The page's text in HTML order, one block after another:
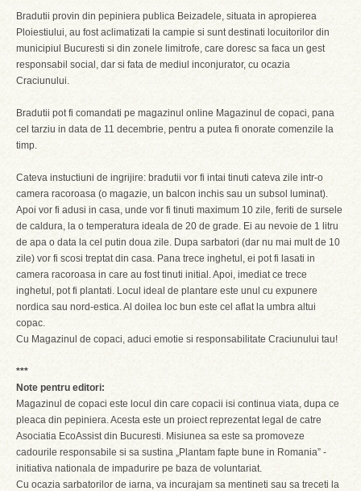
Bradutii provin din pepiniera publica Beizadele, situata in apropierea
Ploiestiului, au fost aclimatizati la campie si sunt destinati locuitorilor din
municipiul Bucuresti si din zonele limitrofe, care doresc sa faca un gest
responsabil social, dar si fata de mediul inconjurator, cu ocazia
Craciunului.
Bradutii pot fi comandati pe magazinul online Magazinul de copaci, pana
cel tarziu in data de 11 decembrie, pentru a putea fi onorate comenzile la
timp.
Cateva instuctiuni de ingrijire: bradutii vor fi intai tinuti cateva zile intr-o
camera racoroasa (o magazie, un balcon inchis sau un subsol luminat).
Apoi vor fi adusi in casa, unde vor fi tinuti maximum 10 zile, feriti de sursele
de caldura, la o temperatura ideala de 20 de grade. Ei au nevoie de 1 litru
de apa o data la cel putin doua zile. Dupa sarbatori (dar nu mai mult de 10
zile) vor fi scosi treptat din casa. Pana trece inghetul, ei pot fi lasati in
camera racoroasa in care au fost tinuti initial. Apoi, imediat ce trece
inghetul, pot fi plantati. Locul ideal de plantare este unul cu expunere
nordica sau nord-estica. Al doilea loc bun este cel aflat la umbra altui
copac.
Cu Magazinul de copaci, aduci emotie si responsabilitate Craciunului tau!
***
Note pentru editori:
Magazinul de copaci este locul din care copacii isi continua viata, dupa ce
pleaca din pepiniera. Acesta este un proiect reprezentat legal de catre
Asociatia EcoAssist din Bucuresti. Misiunea sa este sa promoveze
cadourile responsabile si sa sustina „Plantam fapte bune in Romania” -
initiativa nationala de impadurire pe baza de voluntariat.
Cu ocazia sarbatorilor de iarna, va incurajam sa mentineti sau sa treceti la